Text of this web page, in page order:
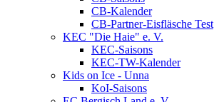
CB-Kalender
CB-Partner-Eisfläsche Test
KEC "Die Haie" e. V.
KEC-Saisons
KEC-TW-Kalender
Kids on Ice - Unna
KoI-Saisons